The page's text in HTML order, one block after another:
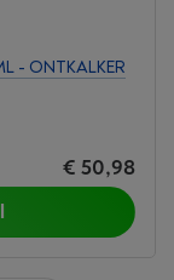
- ONTKALKER
€ 50,98